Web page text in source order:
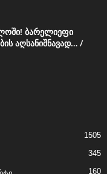
ბარელიეფი
აღსანიშნავად… /
1505
345
160